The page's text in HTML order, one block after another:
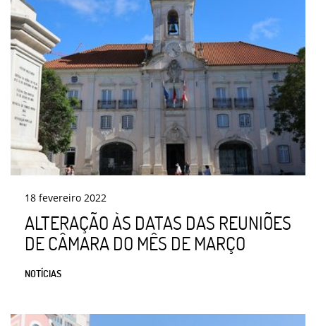
18 fevereiro 2022
ALTERAÇÃO ÀS DATAS DAS REUNIÕES
DE CÂMARA DO MÊS DE MARÇO
NOTÍCIAS